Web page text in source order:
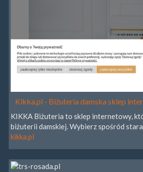
Kikka.pl - Biżuteria damska sklep
KIKKA Biżuteria to sklep internetowy,
biżuterii damskiej. Wybierz spośród
kikka.pl